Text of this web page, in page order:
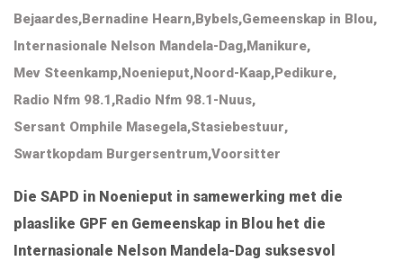
Bejaardes,Bernadine Hearn,Bybels,Gemeenskap in Blou,
Internasionale Nelson Mandela-Dag,Manikure,
Mev Steenkamp,Noenieput,Noord-Kaap,Pedikure,
Radio Nfm 98.1,Radio Nfm 98.1-Nuus,
Sersant Omphile Masegela,Stasiebestuur,
Swartkopdam Burgersentrum,Voorsitter
Die SAPD in Noenieput in samewerking met die
plaaslike GPF en Gemeenskap in Blou het die
Internasionale Nelson Mandela-Dag suksesvol